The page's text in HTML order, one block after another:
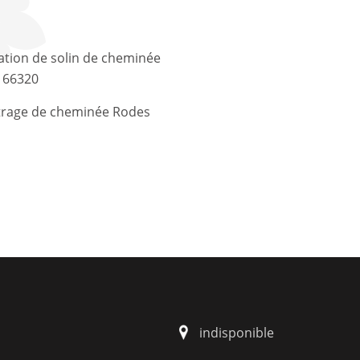
de solin de cheminée
de cheminée Rodes
indisponible